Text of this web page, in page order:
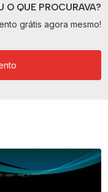
O QUE PROCURAVA?
grátis agora mesmo!